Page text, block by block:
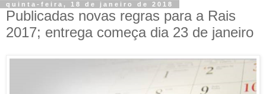
quinta-feira, 18 de janeiro de 2018
Publicadas novas regras para a Rais
2017; entrega começa dia 23 de janeiro